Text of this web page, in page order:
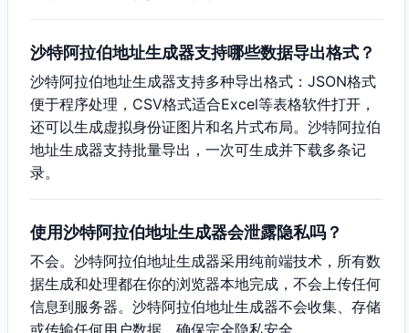
沙特阿拉伯地址生成器支持哪些数据导出格式？
沙特阿拉伯地址生成器支持多种导出格式：JSON格式
便于程序处理，CSV格式适合Excel等表格软件打开，
还可以生成虚拟身份证图片和名片式布局。沙特阿拉伯
地址生成器支持批量导出，一次可生成并下载多条记
录。
使用沙特阿拉伯地址生成器会泄露隐私吗？
不会。沙特阿拉伯地址生成器采用纯前端技术，所有数
据生成和处理都在你的浏览器本地完成，不会上传任何
信息到服务器。沙特阿拉伯地址生成器不会收集、存储
或传输任何用户数据，确保完全隐私安全。